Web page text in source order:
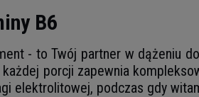
B6
- to Twój partner w dążeniu
porcji zapewnia
elektrolitowej, podczas gdy